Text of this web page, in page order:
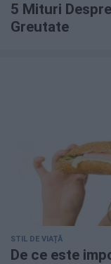
5 Mituri
Greutate
STIL DE VIAȚĂ
De ce este